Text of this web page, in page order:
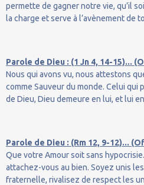
permette de gagner notre vie, qu’il
la charge et serve à l’avènement de
Parole de Dieu : (1 Jn 4, 14-15)...
Nous qui avons vu, nous attestons
comme Sauveur du monde. Celui qui
de Dieu, Dieu demeure en lui, et lui
Parole de Dieu : (Rm 12, 9-12)...
Que votre Amour soit sans
attachez-vous au bien. Soyez unis
fraternelle, rivalisez de respect les